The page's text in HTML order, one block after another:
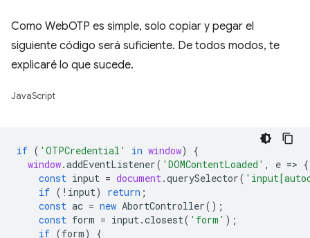
Como WebOTP es simple, solo copiar y pegar el
siguiente código será suficiente. De todos modos, te
explicaré lo que sucede.
JavaScript
if ( 'OTPCredential' in window)
{
window.addEventListener( 'DOMContentLoaded' , e => {
const input = document.querySelector(
if ( ! input) return ;
const ac = new AbortController();
const form = input.closest( 'form' );
if (form)
{